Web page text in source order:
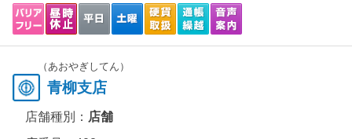
（あおやぎしてん）
青柳支店
店舗種別： 店舗